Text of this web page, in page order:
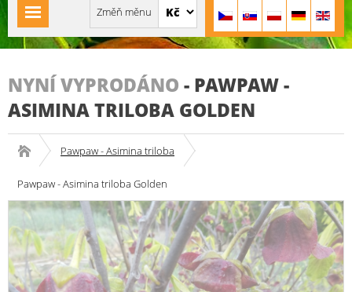
NYNÍ VYPRODÁNO - PAWPAW -
ASIMINA TRILOBA GOLDEN
Pawpaw - Asimina triloba
Pawpaw - Asimina triloba Golden